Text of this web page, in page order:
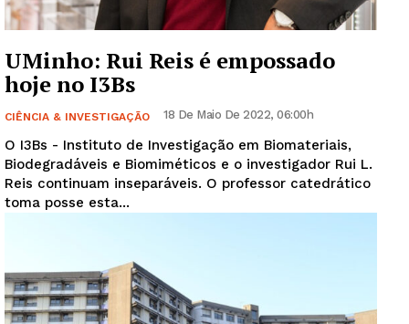
UMinho: Rui Reis é empossado
hoje no I3Bs
CIÊNCIA & INVESTIGAÇÃO 18 De Maio De 2022, 06:00h
O I3Bs - Instituto de Investigação em Biomateriais,
Biodegradáveis e Biomiméticos e o investigador Rui L.
Reis continuam inseparáveis. O professor catedrático
toma posse esta...